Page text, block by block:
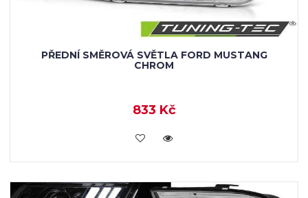
PŘEDNÍ SMĚROVÁ SVĚTLA FORD MUSTANG
CHROM
833 Kč
KOUPIT